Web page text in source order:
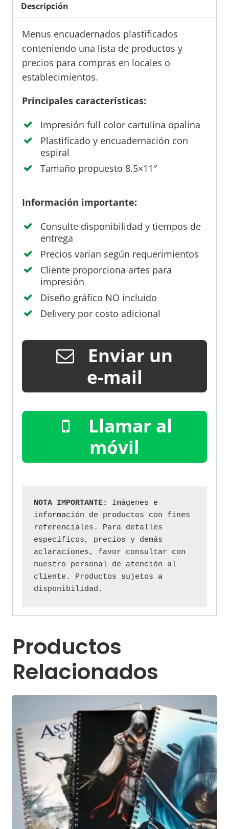
Descripción
Menus encuadernados plastificados
conteniendo una lista de productos y
precios para compras en locales o
establecimientos.
Principales características:
Impresión full color cartulina opalina
Plastificado y encuadernación con
espiral
Tamaño propuesto 8.5×11″
Información importante:
Consulte disponibilidad y tiempos de
entrega
Precios varian según requerimientos
Cliente proporciona artes para
impresión
Diseño gráfico NO incluido
Delivery por costo adicional
Enviar un
e-mail
Llamar al
móvil
NOTA IMPORTANTE:
Imágenes e
información de productos con fines
referenciales. Para detalles
específicos, precios y demás
aclaraciones, favor consultar con
nuestro personal de atención al
cliente. Productos sujetos a
disponibilidad.
Productos
Relacionados